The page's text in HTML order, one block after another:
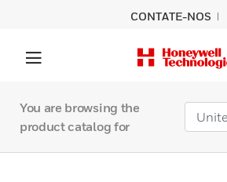
CONTATE-NOS
You are browsing the
product catalog for